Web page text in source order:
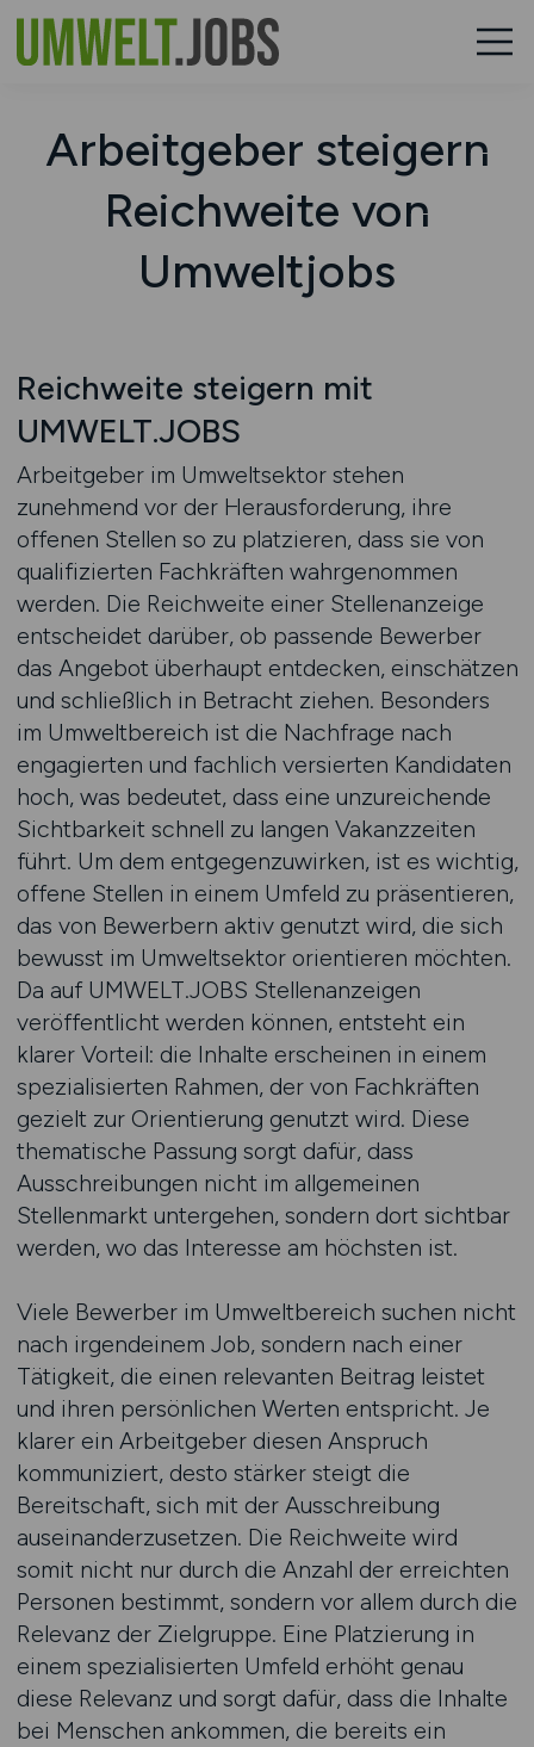
Arbeitgeber steigern
Reichweite von
Umweltjobs
Reichweite steigern mit
UMWELT.JOBS
Arbeitgeber im Umweltsektor stehen
zunehmend vor der Herausforderung, ihre
offenen Stellen so zu platzieren, dass sie von
qualifizierten Fachkräften wahrgenommen
werden. Die Reichweite einer Stellenanzeige
entscheidet darüber, ob passende Bewerber
das Angebot überhaupt entdecken, einschätzen
und schließlich in Betracht ziehen. Besonders
im Umweltbereich ist die Nachfrage nach
engagierten und fachlich versierten Kandidaten
hoch, was bedeutet, dass eine unzureichende
Sichtbarkeit schnell zu langen Vakanzzeiten
führt. Um dem entgegenzuwirken, ist es wichtig,
offene Stellen in einem Umfeld zu präsentieren,
das von Bewerbern aktiv genutzt wird, die sich
bewusst im Umweltsektor orientieren möchten.
Da auf UMWELT.JOBS Stellenanzeigen
veröffentlicht werden können, entsteht ein
klarer Vorteil: die Inhalte erscheinen in einem
spezialisierten Rahmen, der von Fachkräften
gezielt zur Orientierung genutzt wird. Diese
thematische Passung sorgt dafür, dass
Ausschreibungen nicht im allgemeinen
Stellenmarkt untergehen, sondern dort sichtbar
werden, wo das Interesse am höchsten ist.
Viele Bewerber im Umweltbereich suchen nicht
nach irgendeinem Job, sondern nach einer
Tätigkeit, die einen relevanten Beitrag leistet
und ihren persönlichen Werten entspricht. Je
klarer ein Arbeitgeber diesen Anspruch
kommuniziert, desto stärker steigt die
Bereitschaft, sich mit der Ausschreibung
auseinanderzusetzen. Die Reichweite wird
somit nicht nur durch die Anzahl der erreichten
Personen bestimmt, sondern vor allem durch die
Relevanz der Zielgruppe. Eine Platzierung in
einem spezialisierten Umfeld erhöht genau
diese Relevanz und sorgt dafür, dass die Inhalte
bei Menschen ankommen, die bereits ein